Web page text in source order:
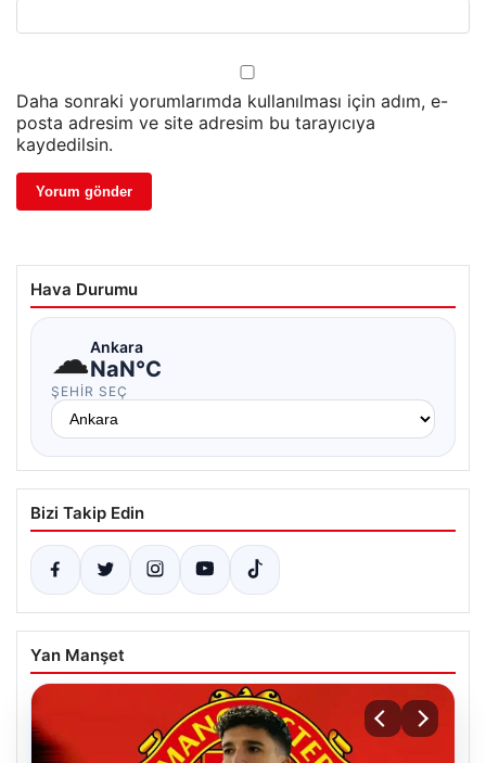
Daha sonraki yorumlarımda kullanılması için adım, e-
posta adresim ve site adresim bu tarayıcıya
kaydedilsin.
Hava Durumu
☁Ankara
NaN°C
ŞEHIR SEÇ
Bizi Takip Edin
Yan Manşet